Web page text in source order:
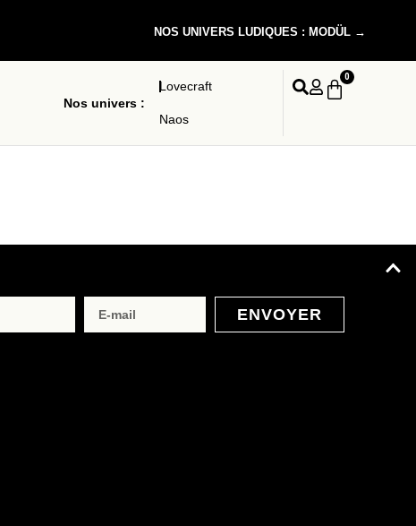
NOS UNIVERS LUDIQUES : MODÜL →
Nos univers :
Lovecraft
Naos
0
ENVOYER